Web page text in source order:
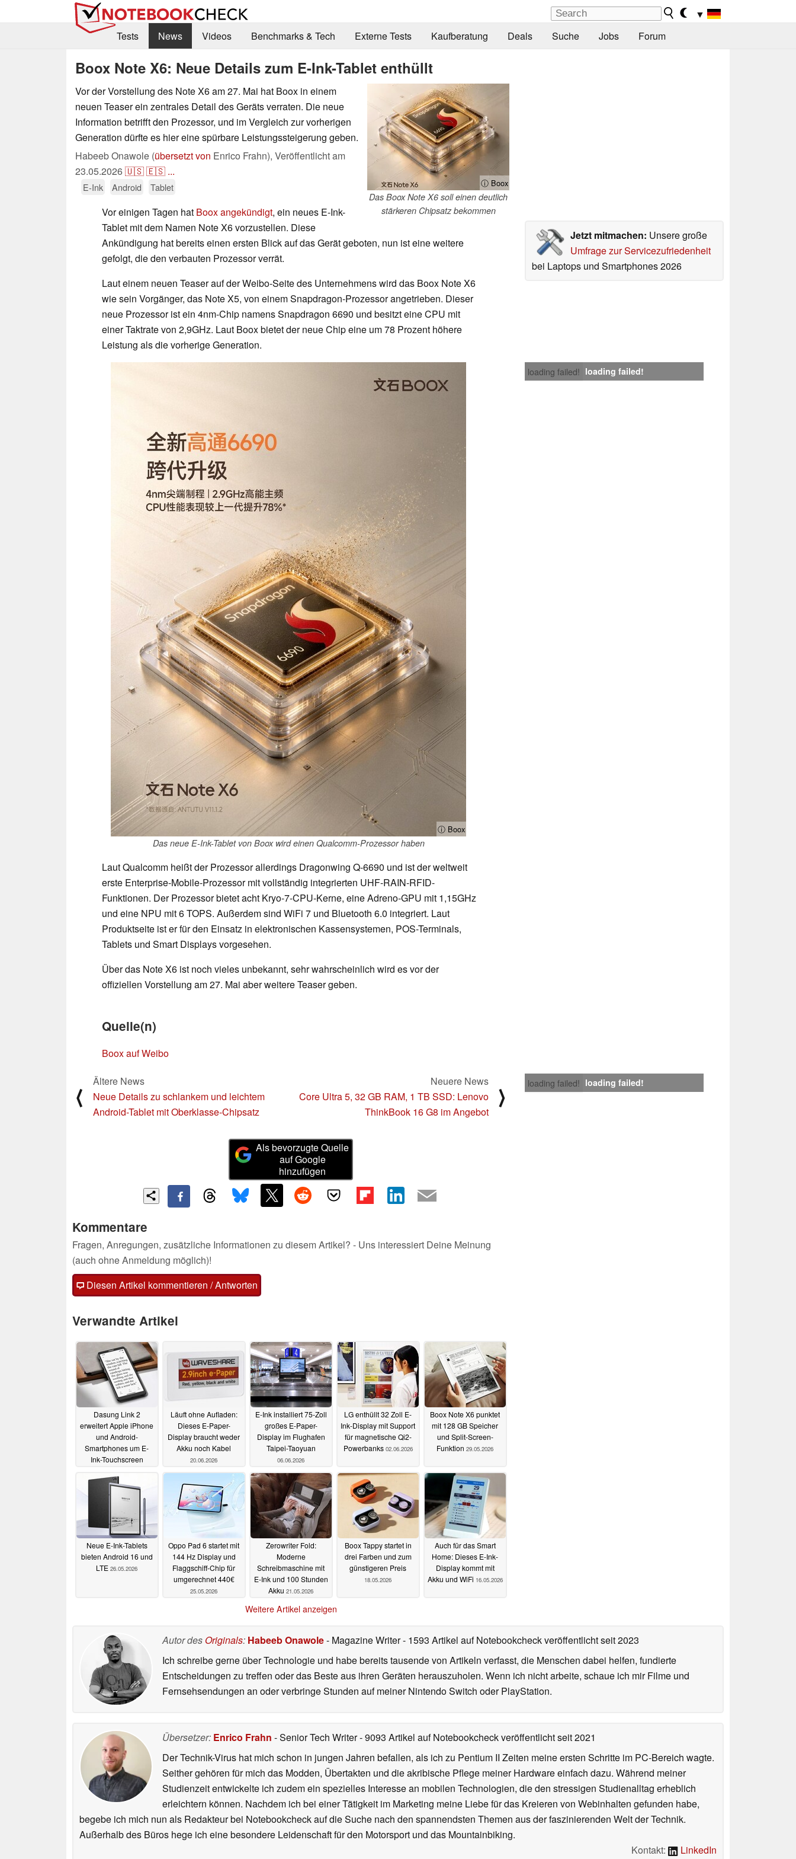
▼
Tests
News Videos Benchmarks & Tech Externe Tests Kaufberatung Deals Suche Jobs Forum
Boox Note X6: Neue Details zum E-Ink-Tablet enthüllt
ⓘ Boox
Das Boox Note X6 soll einen deutlich
stärkeren Chipsatz bekommen
Vor der Vorstellung des Note X6 am 27. Mai hat Boox in einem
neuen Teaser ein zentrales Detail des Geräts verraten. Die neue
Information betrifft den Prozessor, und im Vergleich zur vorherigen
Generation dürfte es hier eine spürbare Leistungssteigerung geben.
Habeeb Onawole (übersetzt von Enrico Frahn), Veröffentlicht am
23.05.2026🇺🇸🇪🇸 ...
E-Ink Android Tablet
Jetzt mitmachen: Unsere große
Umfrage zur Servicezufriedenheit
bei Laptops und Smartphones 2026
Vor einigen Tagen hat Boox angekündigt, ein neues E-Ink-
Tablet mit dem Namen Note X6 vorzustellen. Diese
Ankündigung hat bereits einen ersten Blick auf das Gerät geboten, nun ist eine weitere
gefolgt, die den verbauten Prozessor verrät.
Laut einem neuen Teaser auf der Weibo-Seite des Unternehmens wird das Boox Note X6
wie sein Vorgänger, das Note X5, von einem Snapdragon-Prozessor angetrieben. Dieser
neue Prozessor ist ein 4nm-Chip namens Snapdragon 6690 und besitzt eine CPU mit
einer Taktrate von 2,9GHz. Laut Boox bietet der neue Chip eine um 78 Prozent höhere
Leistung als die vorherige Generation.
loading failed! loading failed!
ⓘ Boox
Das neue E-Ink-Tablet von Boox wird einen Qualcomm-Prozessor haben
Laut Qualcomm heißt der Prozessor allerdings Dragonwing Q-6690 und ist der weltweit
erste Enterprise-Mobile-Prozessor mit vollständig integrierten UHF-RAIN-RFID-
Funktionen. Der Prozessor bietet acht Kryo-7-CPU-Kerne, eine Adreno-GPU mit 1,15GHz
und eine NPU mit 6 TOPS. Außerdem sind WiFi 7 und Bluetooth 6.0 integriert. Laut
Produktseite ist er für den Einsatz in elektronischen Kassensystemen, POS-Terminals,
Tablets und Smart Displays vorgesehen.
Über das Note X6 ist noch vieles unbekannt, sehr wahrscheinlich wird es vor der
offiziellen Vorstellung am 27. Mai aber weitere Teaser geben.
Quelle(n)
Boox auf Weibo
loading failed! loading failed!
⟨
Ältere News
Neue Details zu schlankem und leichtem
Android-Tablet mit Oberklasse-Chipsatz
Neuere News
Core Ultra 5, 32 GB RAM, 1 TB SSD: Lenovo
ThinkBook 16 G8 im Angebot
⟩
Als bevorzugte Quelle
auf Google
hinzufügen
Kommentare
Fragen, Anregungen, zusätzliche Informationen zu diesem Artikel? - Uns interessiert Deine Meinung
(auch ohne Anmeldung möglich)!
Diesen Artikel kommentieren / Antworten
Verwandte Artikel
Dasung Link 2
erweitert Apple iPhone
und Android-
Smartphones um E-
Ink-Touchscreen
Läuft ohne Aufladen:
Dieses E-Paper-
Display braucht weder
Akku noch Kabel
20.06.2026
E-Ink installiert 75-Zoll
großes E-Paper-
Display im Flughafen
Taipei-Taoyuan
06.06.2026
LG enthüllt 32 Zoll E-
Ink-Display mit Support
für magnetische Qi2-
Powerbanks 02.06.2026
Boox Note X6 punktet
mit 128 GB Speicher
und Split-Screen-
Funktion 29.05.2026
Neue E-Ink-Tablets
bieten Android 16 und
LTE 26.05.2026
Oppo Pad 6 startet mit
144 Hz Display und
Flaggschiff-Chip für
umgerechnet 440€
25.05.2026
Zerowriter Fold:
Moderne
Schreibmaschine mit
E‑Ink und 100 Stunden
Akku 21.05.2026
Boox Tappy startet in
drei Farben und zum
günstigeren Preis
18.05.2026
Auch für das Smart
Home: Dieses E-Ink-
Display kommt mit
Akku und WiFi 16.05.2026
Weitere Artikel anzeigen
Autor des Originals: Habeeb Onawole- Magazine Writer- 1593 Artikel auf Notebookcheck veröffentlichtseit 2023
Ich schreibe gerne über Technologie und habe bereits tausende von Artikeln verfasst, die Menschen dabei helfen, fundierte
Entscheidungen zu treffen oder das Beste aus ihren Geräten herauszuholen. Wenn ich nicht arbeite, schaue ich mir Filme und
Fernsehsendungen an oder verbringe Stunden auf meiner Nintendo Switch oder PlayStation.
Übersetzer: Enrico Frahn - Senior Tech Writer- 9093 Artikel auf Notebookcheck veröffentlichtseit 2021
Der Technik-Virus hat mich schon in jungen Jahren befallen, als ich zu Pentium II Zeiten meine ersten Schritte im PC-Bereich wagte.
Seither gehören für mich das Modden, Übertakten und die akribische Pflege meiner Hardware einfach dazu. Während meiner
Studienzeit entwickelte ich zudem ein spezielles Interesse an mobilen Technologien, die den stressigen Studienalltag erheblich
erleichtern können. Nachdem ich bei einer Tätigkeit im Marketing meine Liebe für das Kreieren von Webinhalten gefunden habe,
begebe ich mich nun als Redakteur bei Notebookcheck auf die Suche nach den spannendsten Themen aus der faszinierenden Welt der Technik.
Außerhalb des Büros hege ich eine besondere Leidenschaft für den Motorsport und das Mountainbiking.
Kontakt:
LinkedIn